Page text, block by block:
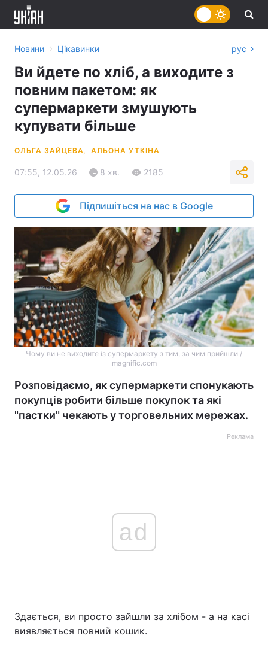
Україна Політика
Новини › Цікавинки рус
Ви йдете по хліб, а виходите з
повним пакетом: як
супермаркети змушують
купувати більше
ОЛЬГА ЗАЙЦЕВА, АЛЬОНА УТКІНА
07:55, 12.05.26 8 хв. 2185
Підпишіться на нас в Google
Чому ви не виходите із супермаркету з тим, за чим прийшли /
magnific.com
Розповідаємо, як супермаркети спонукають
покупців робити більше покупок та які
"пастки" чекають у торговельних мережах.
Реклама
ad
Здається, ви просто зайшли за хлібом - а на касі
виявляється повний кошик.